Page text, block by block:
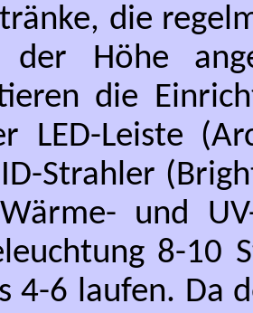
die
Höhe
die
LED-Leiste
Strahler
und
8-10
4-6 laufen. Da